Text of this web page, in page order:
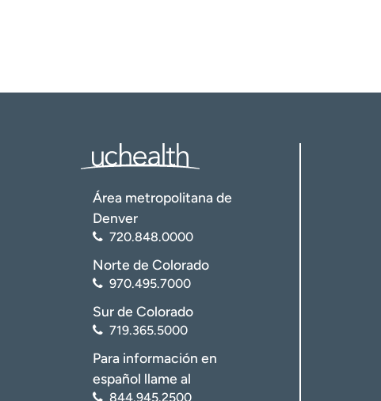
Área metropolitana de
Denver
720.848.0000
Norte de Colorado
970.495.7000
Sur de Colorado
719.365.5000
Para información en
español llame al
844.945.2500